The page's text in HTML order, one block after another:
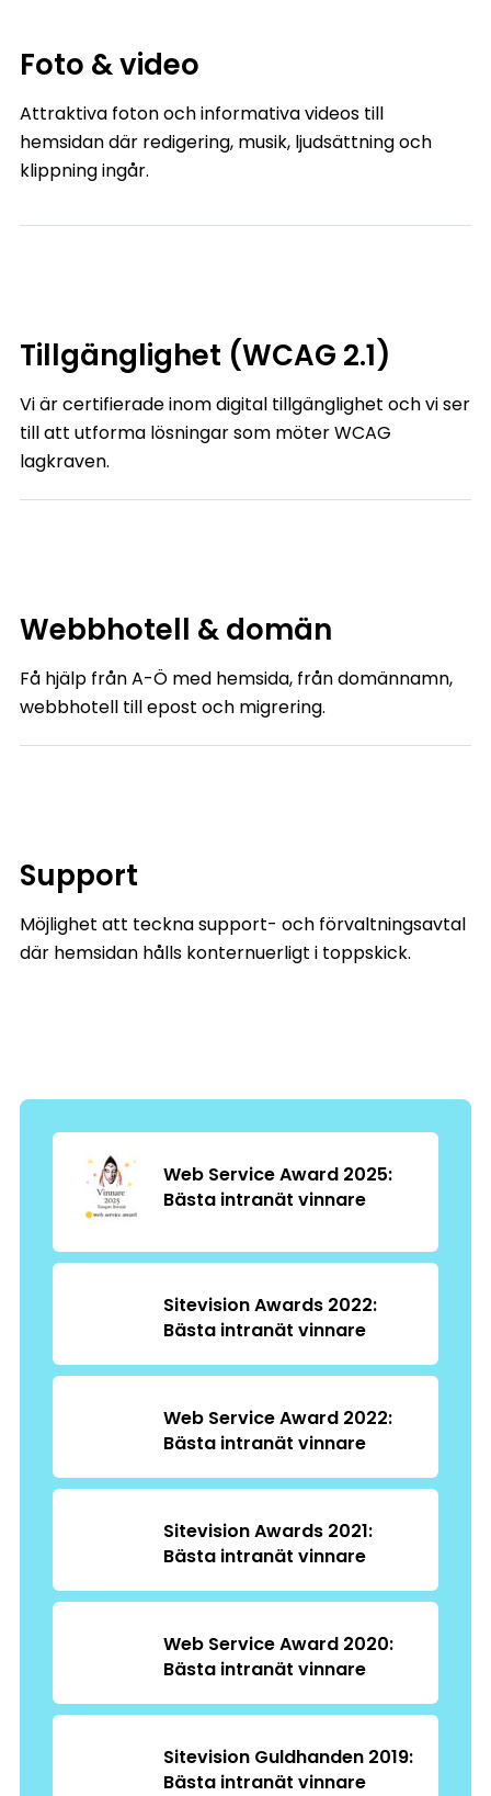
Foto & video
Attraktiva foton och informativa videos till
hemsidan där redigering, musik, ljudsättning och
klippning ingår.
Tillgänglighet (WCAG 2.1)
Vi är certifierade inom digital tillgänglighet och vi ser
till att utforma lösningar som möter WCAG
lagkraven.
Webbhotell & domän
Få hjälp från A-Ö med hemsida, från domännamn,
webbhotell till epost och migrering.
Support
Möjlighet att teckna support- och förvaltningsavtal
där hemsidan hålls konternuerligt i toppskick.
Web Service Award 2025:
Bästa intranät vinnare
Sitevision Awards 2022:
Bästa intranät vinnare
Web Service Award 2022:
Bästa intranät vinnare
Sitevision Awards 2021:
Bästa intranät vinnare
Web Service Award 2020:
Bästa intranät vinnare
Sitevision Guldhanden 2019:
Bästa intranät vinnare